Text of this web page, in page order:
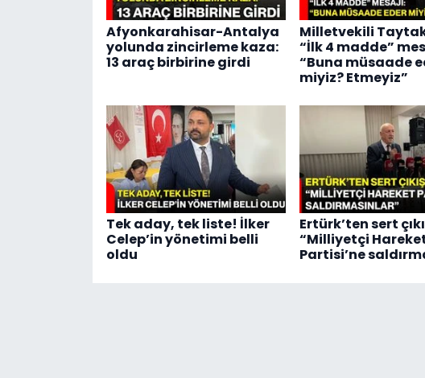
Afyonkarahisar-Antalya
yolunda zincirleme kaza:
13 araç birbirine girdi
Milletvekili
“İlk 4 madde”
“Buna müsaade
miyiz? Etmeyiz”
Tek aday, tek liste! İlker
Celep’in yönetimi belli
oldu
Ertürk’ten sert
“Milliyetçi
Partisi’ne